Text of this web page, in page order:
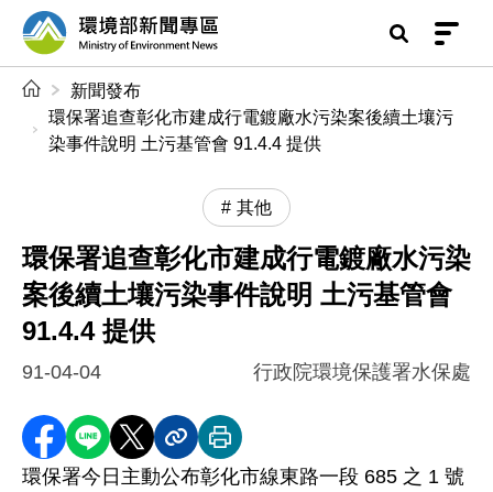
前往中央內容區塊
環境部新聞專區
新聞發布
環保署追查彰化市建成行電鍍廠水污染案後續土壤污
染事件說明 土污基管會 91.4.4 提供
其他
環保署追查彰化市建成行電鍍廠水污染
案後續土壤污染事件說明 土污基管會
91.4.4 提供
91-04-04 行政院環境保護署水保處
分享至 Facebook
分享到 LINE
分享到 X分享內容連結
列印本頁
環保署今日主動公布彰化市線東路一段 685 之 1 號